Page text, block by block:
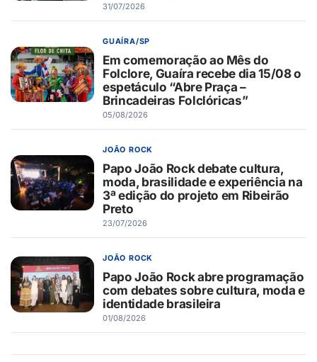
31/07/2026
GUAÍRA/SP
Em comemoração ao Mês do
Folclore, Guaíra recebe dia 15/08 o
espetáculo “Abre Praça –
Brincadeiras Folclóricas”
05/08/2026
JOÃO ROCK
Papo João Rock debate cultura,
moda, brasilidade e experiência na
3ª edição do projeto em Ribeirão
Preto
23/07/2026
JOÃO ROCK
Papo João Rock abre programação
com debates sobre cultura, moda e
identidade brasileira
01/08/2026